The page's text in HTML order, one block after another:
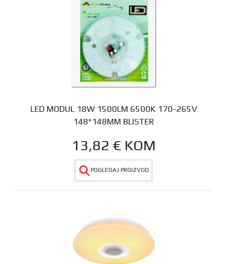
LED MODUL 18W 1500LM 6500K 170-265V
148*148MM BLISTER
13,82 € KOM
POGLEDAJ PROIZVOD